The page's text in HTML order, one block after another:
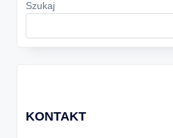
Szukaj
KONTAKT